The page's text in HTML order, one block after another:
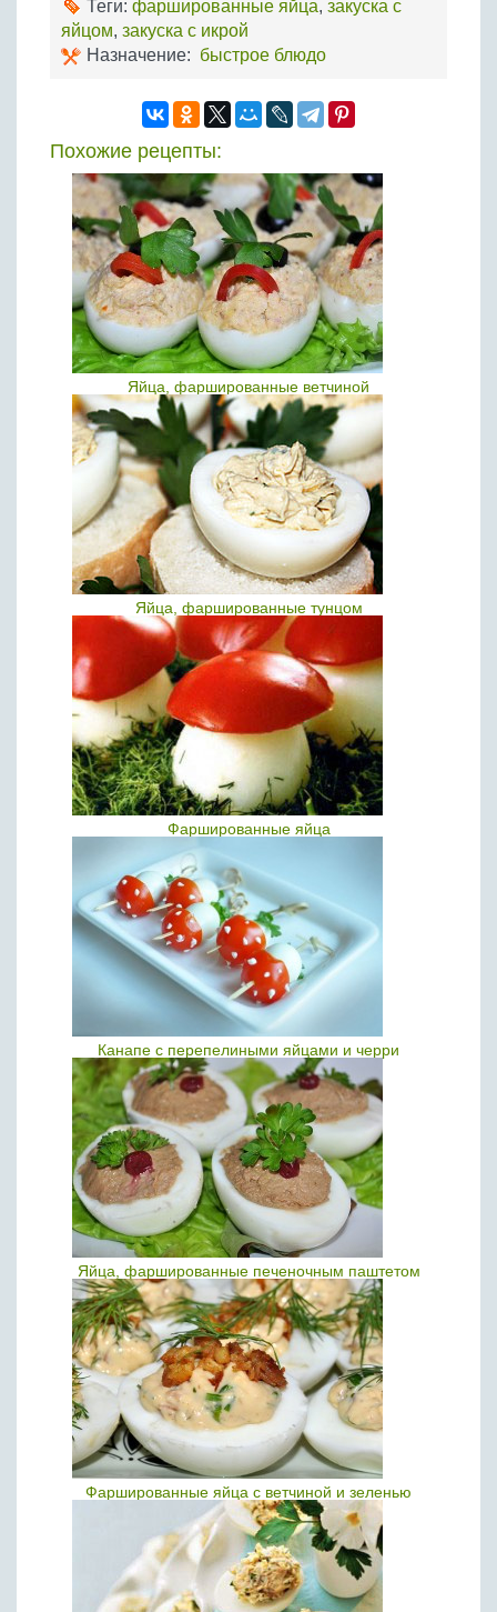
Теги: фаршированные яйца, закуска с
яйцом, закуска с икрой
Назначение: быстрое блюдо
Похожие рецепты:
Яйца, фаршированные ветчиной
Яйца, фаршированные тунцом
Фаршированные яйца
Канапе с перепелиными яйцами и черри
Яйца, фаршированные печеночным паштетом
Фаршированные яйца с ветчиной и зеленью